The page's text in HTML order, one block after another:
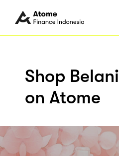
Shop Belani
on Atome